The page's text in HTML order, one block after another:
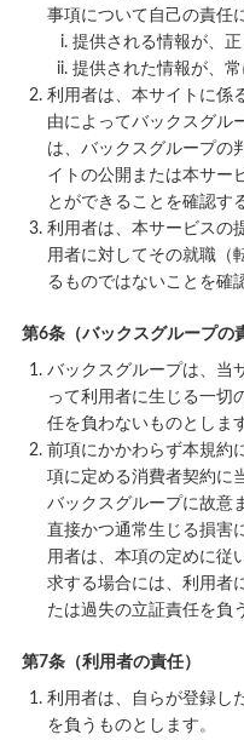
事項について自己の責任
提供される情報が、
提供された情報が、
利用者は、本サイトに係
由によってバックスグル
は、バックスグループの
イトの公開または本サー
とができることを確認す
利用者は、本サービスの
用者に対してその就職（
るものではないことを確
第6条（バックスグループの
バックスグループは、当
って利用者に生じる一切
任を負わないものとしま
前項にかかわらず本規約
項に定める消費者契約に
バックスグループに故意
直接かつ通常生じる損害
用者は、本項の定めに従
求する場合には、利用者
たは過失の立証責任を負
第7条（利用者の責任）
利用者は、自らが登録し
を負うものとします。